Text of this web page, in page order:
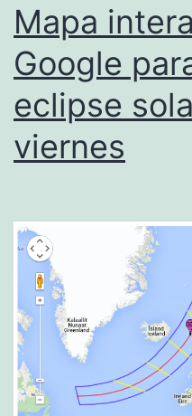
Mapa
Google
eclipse
viernes